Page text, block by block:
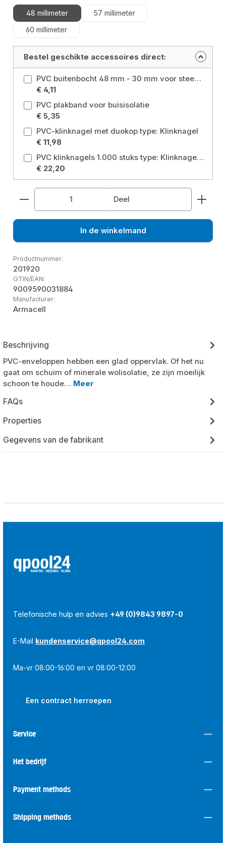
48 millimeter
57 millimeter
60 millimeter
Bestel geschikte accessoires direct:
PVC buitenbocht 48 mm - 30 mm voor steenwolisolatie Maat: 48 millimeter
€ 4,11
PVC plakband voor buisisolatie
€ 5,35
PVC-klinknagel met duokop type: Klinknagel
€ 11,98
PVC klinknagels 1.000 stuks type: Klinknagels 1000 pc's van PVC
€ 22,20
Producthoeveelheid: Voer de gewenste
Deel
In de winkelmand
Productnummer:
201920
GTIN/EAN:
9009590031884
Manufacturer:
Armacell
Beschrijving
PVC-enveloppen hebben een glad oppervlak. Of het nu
gaat om schuim of minerale wolisolatie, ze zijn moeilijk
schoon te houde… Meer
FAQs
Properties
Gegevens van de fabrikant
Telefonische hulp en advies +49 (0)9843 9897-0
E-Mail kundenservice@qpool24.com
Ma-vr 08:00-16:00 en vr 08:00-12:00
Een contract herroepen
Service
Het bedrijf
Payment methods
Shipping methods